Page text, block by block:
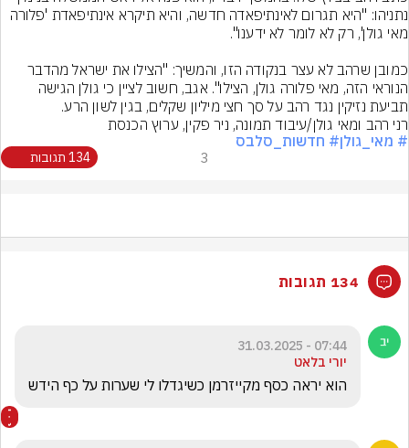
כמובן שרהב לא עצר בנקודה הזו, והמשיך: "הצילו את ישראל מהדבר
תביעת נזיקין נגד רהב על סך חצי מיליון שקלים, בגין לשון הרע.
רני רהב ומאי גולן/עיבוד תמונה, ניר פקין, ערוץ הכנסת
# מאי_גולן# חדשות_סלבס
3 134 תגובות
134 תגובות
07:44 - 31.03.2025
יורי בלאט
הוא יראה כסף מקייזרמן כשיגדלו לי שערות על כף הידש